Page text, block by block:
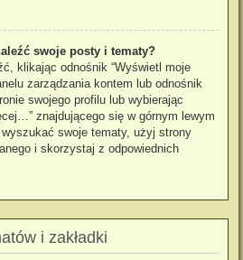
swoje posty i tematy?
klikając odnośnik “Wyświetl moje
zarządzania kontem lub odnośnik
swojego profilu lub wybierając
znajdującego się w górnym lewym
swoje tematy, użyj strony
i skorzystaj z odpowiednich
i zakładki